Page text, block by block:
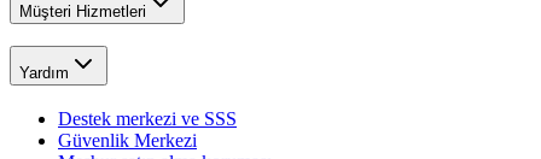
Müşteri Hizmetleri
Yardım
Destek merkezi ve SSS
Güvenlik Merkezi